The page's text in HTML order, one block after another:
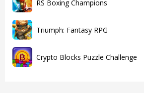
RS Boxing Champions
Triumph: Fantasy RPG
Crypto Blocks Puzzle Challenge